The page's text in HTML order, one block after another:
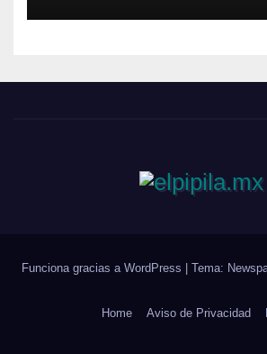
Funciona gracias a WordPress Tema:
Home Aviso de Privacidad